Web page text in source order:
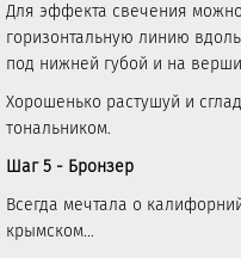
Для эффекта свечения
горизонтальную линию
под нижней губой и на
Хорошенько растушуй и
тональником.
Шаг 5 - Бронзер
Всегда мечтала о
крымском…